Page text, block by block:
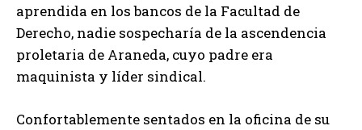
aprendida en los bancos de la Facultad de
Derecho, nadie sospecharía de la ascendencia
proletaria de Araneda, cuyo padre era
maquinista y líder sindical.
Confortablemente sentados en la oficina de su